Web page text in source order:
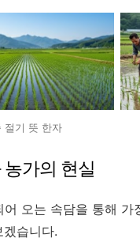
절기 뜻 한자
가의 현실
오는 속담을 통해 가
습니다.